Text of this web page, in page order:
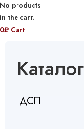
No products
in the cart.
0₽ Cart
Каталог
ДСП